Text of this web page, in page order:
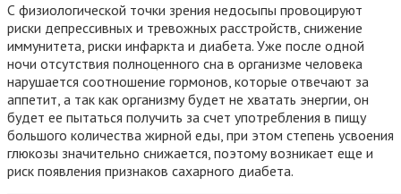
С физиологической точки зрения недосыпы провоцируют
риски депрессивных и тревожных расстройств, снижение
иммунитета, риски инфаркта и диабета. Уже после одной
ночи отсутствия полноценного сна в организме человека
нарушается соотношение гормонов, которые отвечают за
аппетит, а так как организму будет не хватать энергии, он
будет ее пытаться получить за счет употребления в пищу
большого количества жирной еды, при этом степень усвоения
глюкозы значительно снижается, поэтому возникает еще и
риск появления признаков сахарного диабета.